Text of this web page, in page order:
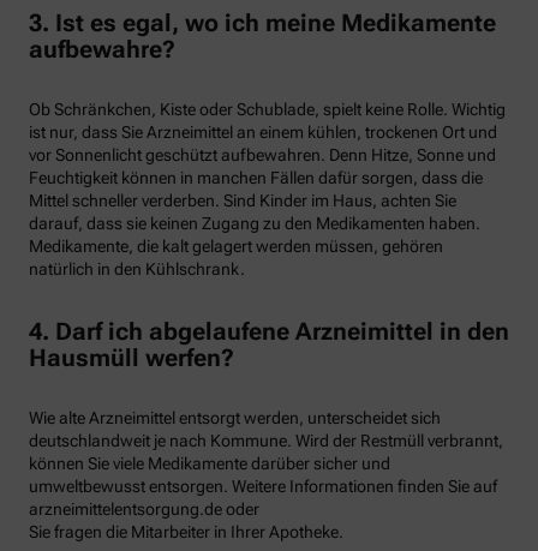
3. Ist es egal, wo ich meine Medikamente
aufbewahre?
Ob Schränkchen, Kiste oder Schublade, spielt keine Rolle. Wichtig
ist nur, dass Sie Arzneimittel an einem kühlen, trockenen Ort und
vor Sonnenlicht geschützt aufbewahren. Denn Hitze, Sonne und
Feuchtigkeit können in manchen Fällen dafür sorgen, dass die
Mittel schneller verderben. Sind Kinder im Haus, achten Sie
darauf, dass sie keinen Zugang zu den Medikamenten haben.
Medikamente, die kalt gelagert werden müssen, gehören
natürlich in den Kühlschrank.
4. Darf ich abgelaufene Arzneimittel in den
Hausmüll werfen?
Wie alte Arzneimittel entsorgt werden, unterscheidet sich
deutschlandweit je nach Kommune. Wird der Restmüll verbrannt,
können Sie viele Medikamente darüber sicher und
umweltbewusst entsorgen. Weitere Informationen finden Sie auf
arzneimittelentsorgung.de oder
Sie fragen die Mitarbeiter in Ihrer Apotheke.